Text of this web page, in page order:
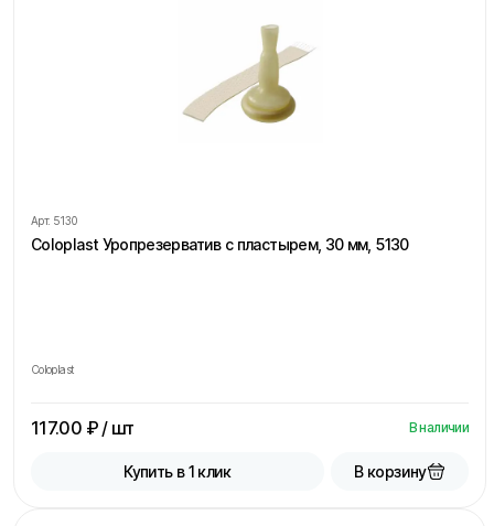
Арт. 5130
Coloplast Уропрезерватив с пластырем, 30 мм, 5130
Coloplast
117.00 ₽ / шт В наличии
Купить в 1 клик В корзину